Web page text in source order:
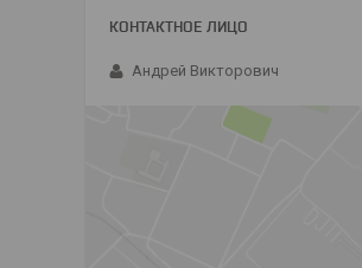
Андрей Викторович